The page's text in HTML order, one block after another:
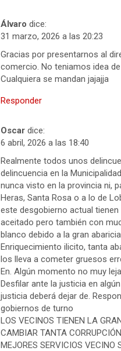
Álvaro dice:
31 marzo, 2026 a las 20:23
Gracias por presentarnos al
comercio. No teniamos idea
Cualquiera se mandan jajajja
Responder
Oscar dice:
6 abril, 2026 a las 18:40
Realmente todos unos
delincuencia en la
nunca visto en la provincia ni,
Heras, Santa Rosa o a lo de
este desgobierno actual
aceitado pero también con
blanco debido a la gran abaricia
Enriquecimiento ilicito, tanta
los lleva a cometer gruesos
En. Algún momento no muy
Desfilar ante la justicia en
justicia deberá dejar de.
gobiernos de turno
LOS VECINOS TIENEN LA
CAMBIAR TANTA
MEJORES SERVICIOS VECINO